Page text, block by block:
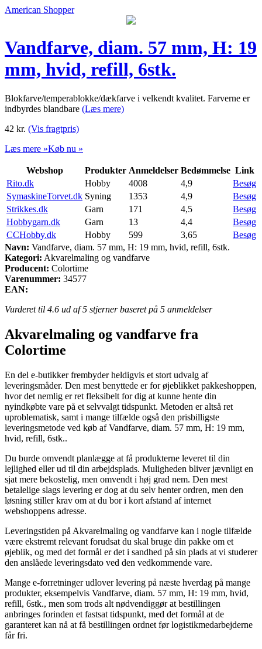
American Shopper
Vandfarve, diam. 57 mm, H: 19
mm, hvid, refill, 6stk.
Blokfarve/temperablokke/dækfarve i velkendt kvalitet. Farverne er
indbyrdes blandbare (Læs mere)
42 kr. (Vis fragtpris)
Læs mere »Køb nu »
Webshop Produkter Anmeldelser Bedømmelse Link
Rito.dk
Hobby 4008 4,9
Besøg
SymaskineTorvet.dk Syning 1353 4,9
Besøg
Strikkes.dk
Garn 171 4,5
Besøg
Hobbygarn.dk
Garn 13 4,4
Besøg
CCHobby.dk
Hobby 599 3,65
Besøg
Navn: Vandfarve, diam. 57 mm, H: 19 mm, hvid, refill, 6stk.
Kategori: Akvarelmaling og vandfarve
Producent: Colortime
Varenummer: 34577
EAN:
Vurderet til 4.6 ud af 5 stjerner baseret på 5 anmeldelser
Akvarelmaling og vandfarve fra
Colortime
En del e-butikker frembyder heldigvis et stort udvalg af
leveringsmåder. Den mest benyttede er for øjeblikket pakkeshoppen,
hvor det nemlig er ret fleksibelt for dig at kunne hente din
nyindkøbte vare på et selvvalgt tidspunkt. Metoden er altså ret
uproblematisk, samt i mange tilfælde også den prisbilligste
leveringsmetode ved køb af Vandfarve, diam. 57 mm, H: 19 mm,
hvid, refill, 6stk..
Du burde omvendt planlægge at få produkterne leveret til din
lejlighed eller ud til din arbejdsplads. Muligheden bliver jævnligt en
sjat mere bekostelig, men omvendt i høj grad nem. Den mest
betalelige slags levering er dog at du selv henter ordren, men den
løsning stiller krav om at du bor i kort afstand af internet
webshoppens adresse.
Leveringstiden på Akvarelmaling og vandfarve kan i nogle tilfælde
være ekstremt relevant forudsat du skal bruge din pakke om et
øjeblik, og med det formål er det i sandhed på sin plads at vi studerer
den anslåede leveringsdato ved den vedkommende vare.
Mange e-forretninger udlover levering på næste hverdag på mange
produkter, eksempelvis Vandfarve, diam. 57 mm, H: 19 mm, hvid,
refill, 6stk., men som trods alt nødvendiggør at bestillingen
anbringes forinden et fastsat tidspunkt, med det formål at de
garanteret kan nå at få bestillingen ordnet før logistikmedarbejderne
får fri.